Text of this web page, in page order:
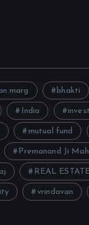
marg bhakti
India
mutual fund
Premanand Ji
REAL
vrindavan